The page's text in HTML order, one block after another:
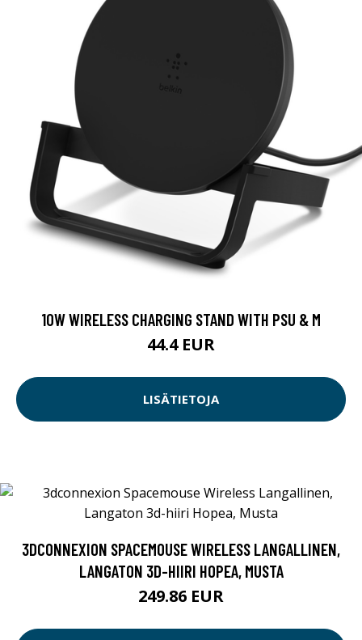
10W WIRELESS CHARGING STAND WITH PSU & M
44.4 EUR
LISÄTIETOJA
3DCONNEXION SPACEMOUSE WIRELESS LANGALLINEN,
LANGATON 3D-HIIRI HOPEA, MUSTA
249.86 EUR